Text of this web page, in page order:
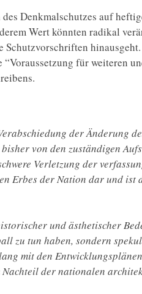
Denkmalschutzes auf
Wert könnten radikal
Schutzvorschriften
für weiteren
der Änderung
von den zuständigen
Verletzung der
Erbes der Nation dar und ist
und ästhetischer
zu tun haben, sondern
mit den
Nachteil der nationalen